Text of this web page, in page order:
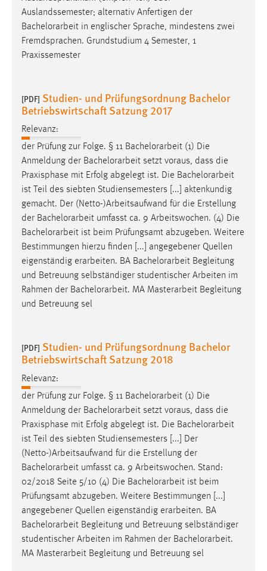
Auslandssemester; alternativ Anfertigen der
Bachelorarbeit in englischer Sprache, mindestens zwei
Fremdsprachen. Grundstudium 4 Semester, 1
Praxissemester
[PDF] Studien- und Prüfungsordnung Bachelor
Betriebswirtschaft Satzung 2017
Relevanz:
der Prüfung zur Folge. § 11 Bachelorarbeit (1) Die
Anmeldung der Bachelorarbeit setzt voraus, dass die
Praxisphase mit Erfolg abgelegt ist. Die Bachelorarbeit
ist Teil des siebten Studiensemesters [...] aktenkundig
gemacht. Der (Netto-)Arbeitsaufwand für die Erstellung
der Bachelorarbeit umfasst ca. 9 Arbeitswochen. (4) Die
Bachelorarbeit ist beim Prüfungsamt abzugeben. Weitere
Bestimmungen hierzu finden [...] angegebener Quellen
eigenständig erarbeiten. BA Bachelorarbeit Begleitung
und Betreuung selbständiger studentischer Arbeiten im
Rahmen der Bachelorarbeit. MA Masterarbeit Begleitung
und Betreuung sel
[PDF] Studien- und Prüfungsordnung Bachelor
Betriebswirtschaft Satzung 2018
Relevanz:
der Prüfung zur Folge. § 11 Bachelorarbeit (1) Die
Anmeldung der Bachelorarbeit setzt voraus, dass die
Praxisphase mit Erfolg abgelegt ist. Die Bachelorarbeit
ist Teil des siebten Studiensemesters [...] Der
(Netto-)Arbeitsaufwand für die Erstellung der
Bachelorarbeit umfasst ca. 9 Arbeitswochen. Stand:
02/2018 Seite 5/10 (4) Die Bachelorarbeit ist beim
Prüfungsamt abzugeben. Weitere Bestimmungen [...]
angegebener Quellen eigenständig erarbeiten. BA
Bachelorarbeit Begleitung und Betreuung selbständiger
studentischer Arbeiten im Rahmen der Bachelorarbeit.
MA Masterarbeit Begleitung und Betreuung sel